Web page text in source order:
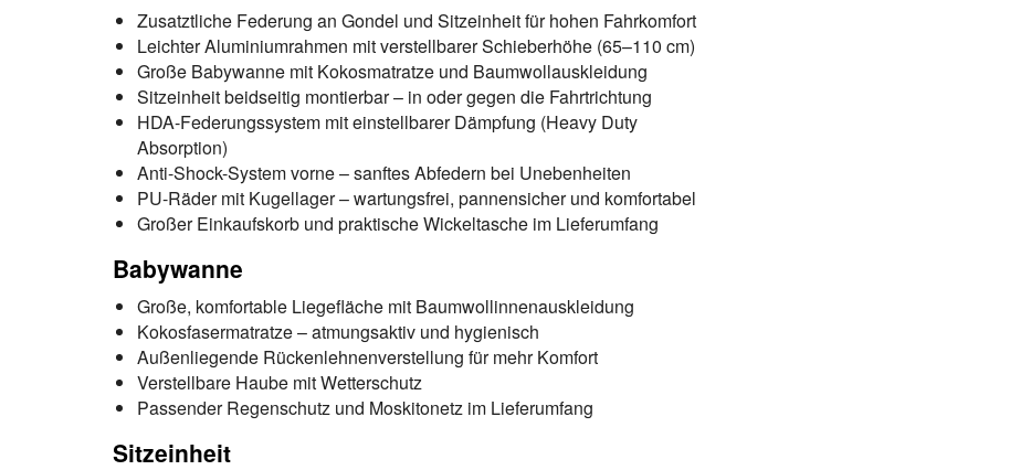
Zusatztliche Federung an Gondel und Sitzeinheit für hohen Fahrkomfort
Leichter Aluminiumrahmen mit verstellbarer Schieberhöhe (65–110 cm)
Große Babywanne mit Kokosmatratze und Baumwollauskleidung
Sitzeinheit beidseitig montierbar – in oder gegen die Fahrtrichtung
HDA-Federungssystem mit einstellbarer Dämpfung (Heavy Duty
Absorption)
Anti-Shock-System vorne – sanftes Abfedern bei Unebenheiten
PU-Räder mit Kugellager – wartungsfrei, pannensicher und komfortabel
Großer Einkaufskorb und praktische Wickeltasche im Lieferumfang
Babywanne
Große, komfortable Liegefläche mit Baumwollinnenauskleidung
Kokosfasermatratze – atmungsaktiv und hygienisch
Außenliegende Rückenlehnenverstellung für mehr Komfort
Verstellbare Haube mit Wetterschutz
Passender Regenschutz und Moskitonetz im Lieferumfang
Sitzeinheit